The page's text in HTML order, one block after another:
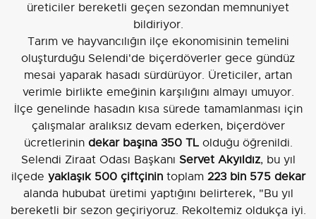
üreticiler bereketli geçen sezondan memnuniyet
bildiriyor.
Tarım ve hayvancılığın ilçe ekonomisinin temelini
oluşturduğu Selendi'de biçerdöverler gece gündüz
mesai yaparak hasadı sürdürüyor. Üreticiler, artan
verimle birlikte emeğinin karşılığını almayı umuyor.
İlçe genelinde hasadın kısa sürede tamamlanması için
çalışmalar aralıksız devam ederken, biçerdöver
ücretlerinin dekar başına 350 TLolduğu öğrenildi.
Selendi Ziraat Odası Başkanı Servet Akyıldız, bu yıl
ilçede yaklaşık 500 çiftçinintoplam 223 bin 575 dekar
alanda hububat üretimi yaptığını belirterek, "Bu yıl
bereketli bir sezon geçiriyoruz. Rekoltemiz oldukça iyi.